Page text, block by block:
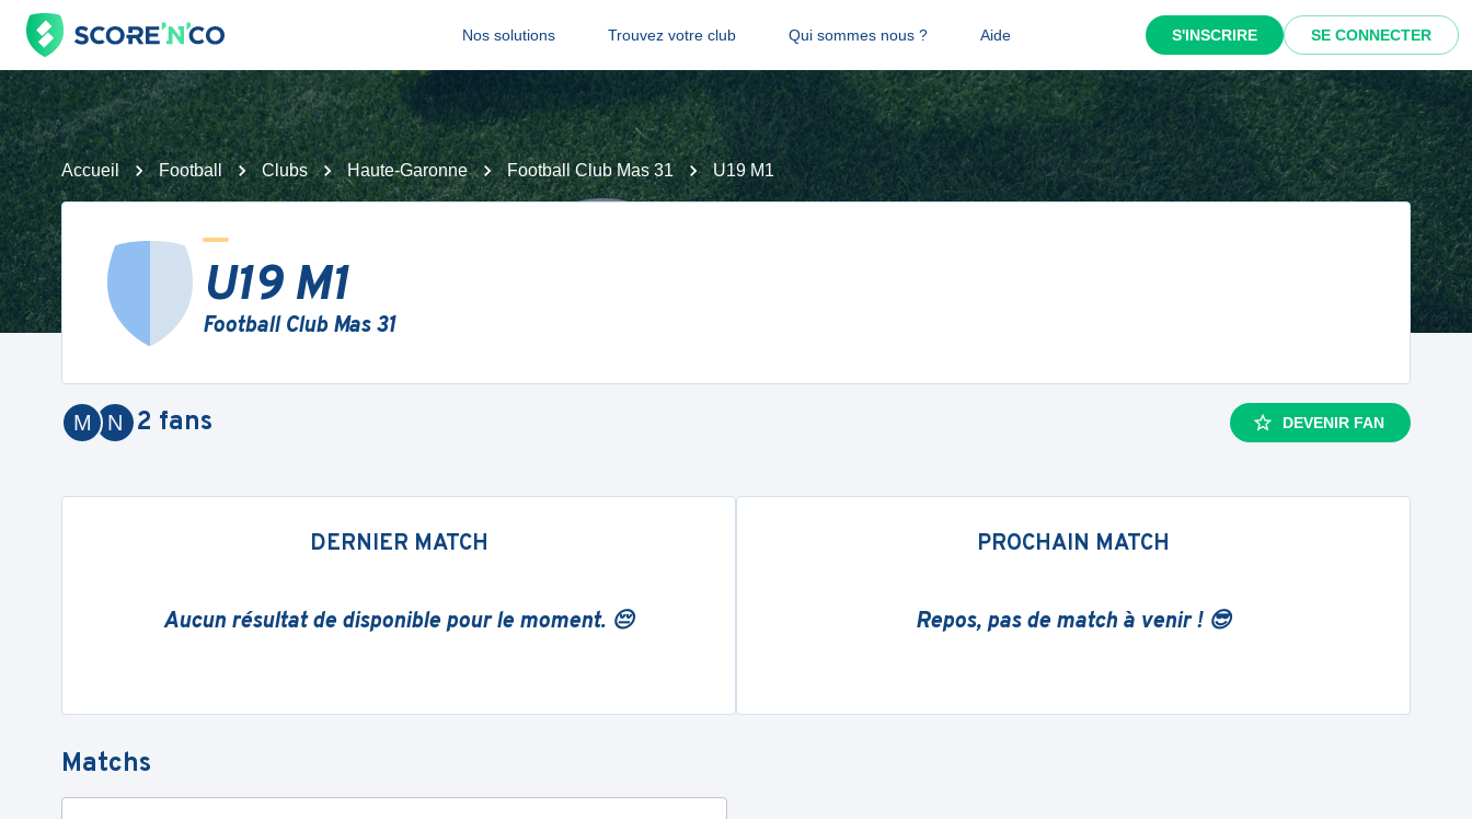
Nos solutions Trouvez votre club Qui sommes nous ? Aide S'INSCRIRE SE CONNECTER
Accueil Football Clubs Haute-Garonne Football Club Mas 31 U19 M1
U19 M1
Football Club Mas 31
N
M 2 fans DEVENIR FAN
DERNIER MATCH
Aucun résultat de disponible pour le moment. 😔
PROCHAIN MATCH
Repos, pas de match à venir ! 😎
Matchs